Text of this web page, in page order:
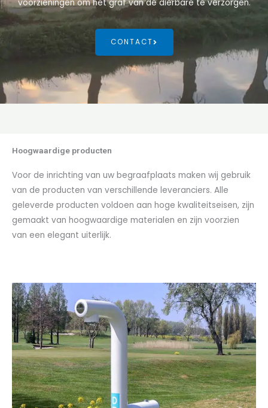
voorzieningen om het graf van de dierbare te verzorgen.
CONTACT
Hoogwaardige producten
Voor de inrichting van uw begraafplaats maken wij gebruik
van de producten van verschillende leveranciers. Alle
geleverde producten voldoen aan hoge kwaliteitseisen, zijn
gemaakt van hoogwaardige materialen en zijn voorzien
van een elegant uiterlijk.